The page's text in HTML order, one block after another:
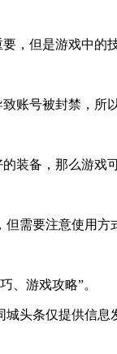
，但是游戏中的
账号被封禁，所
装备，那么游戏
需要注意使用方
、游戏攻略”。
头条仅提供信